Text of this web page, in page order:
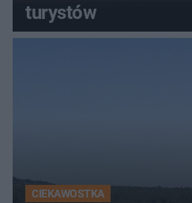
turystów
CIEKAWOSTKA